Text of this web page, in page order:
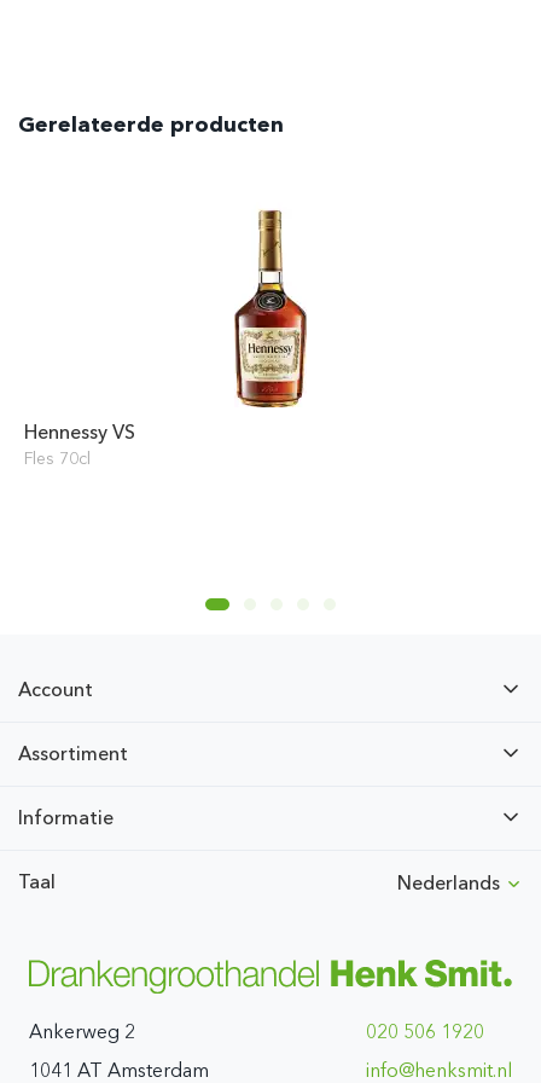
Gerelateerde producten
Hennessy VS
Fles 70cl
Account
Assortiment
Informatie
Taal Nederlands
Ankerweg 2
1041 AT Amsterdam
020 506 1920
ln.timskneh@ofni